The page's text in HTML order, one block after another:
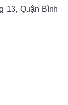
13, Quận Bình